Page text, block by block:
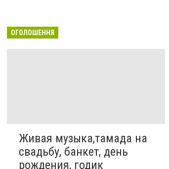
ОГОЛОШЕННЯ
Живая музыка,тамада на
свадьбу, банкет, день
рождения, годик